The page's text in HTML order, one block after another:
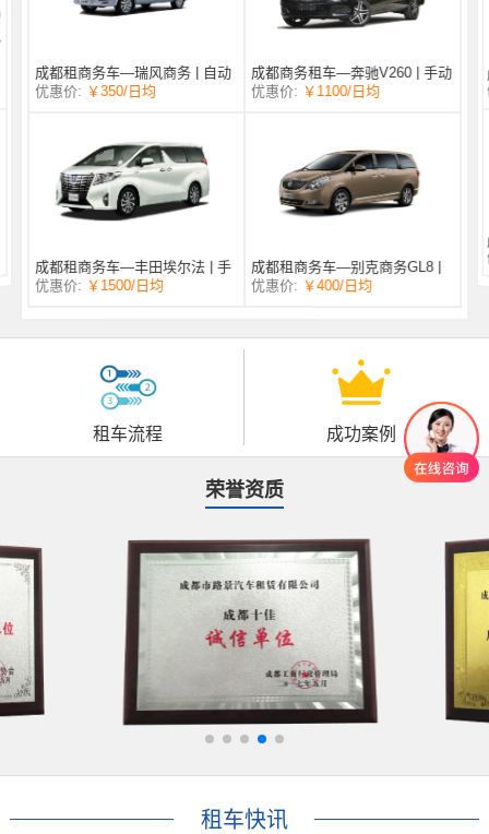
成都租商务车—瑞风商务 | 自动
挡 | 7座
优惠价: ￥350/日均
成都商务租车—奔驰V260 | 手动
挡 |
优惠价: ￥1100/日均
成都租商务车—丰田埃尔法 | 手
自一体 |
优惠价: ￥1500/日均
成都租商务车—别克商务GL8 |
自动挡 | 7座
优惠价: ￥400/日均
租车流程 成功案例
荣誉资质
租车快讯